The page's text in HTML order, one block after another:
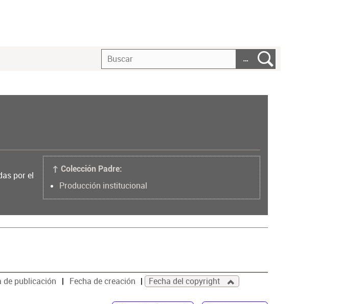
…
por el
↑ Colección Padre:
Producción institucional
de publicación Fecha de creación Fecha del copyright